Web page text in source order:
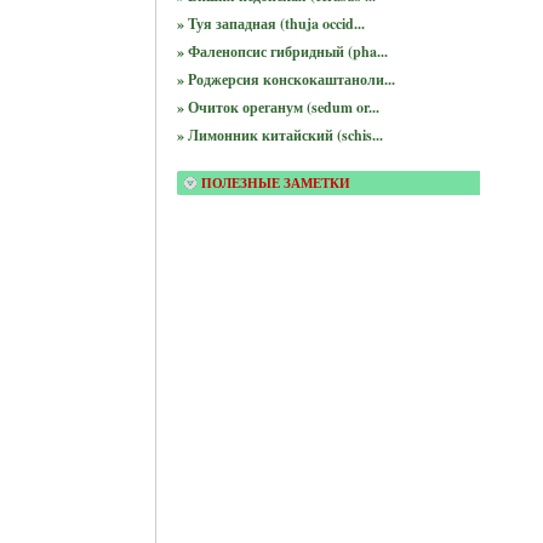
» Туя западная (thuja occid...
» Фаленопсис гибридный (pha...
» Роджерсия конскокаштаноли...
» Очиток ореганум (sedum or...
» Лимонник китайский (schis...
ПОЛЕЗНЫЕ ЗАМЕТКИ